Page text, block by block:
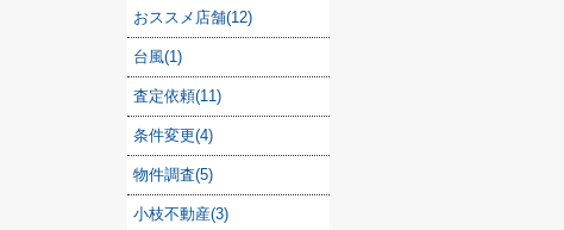
おススメ店舗(12)
台風(1)
査定依頼(11)
条件変更(4)
物件調査(5)
小枝不動産(3)